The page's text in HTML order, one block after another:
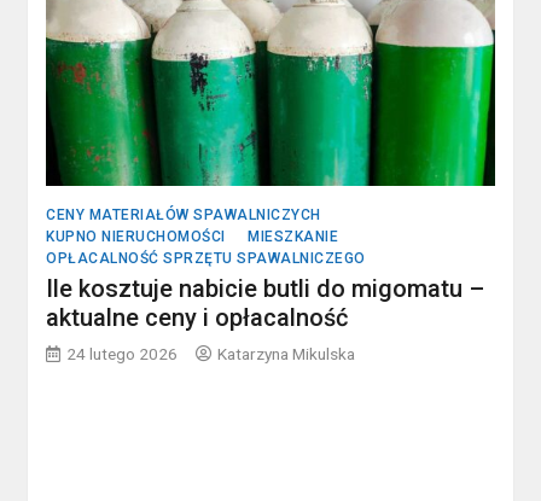
CENY MATERIAŁÓW SPAWALNICZYCH
KUPNO NIERUCHOMOŚCI
MIESZKANIE
OPŁACALNOŚĆ SPRZĘTU SPAWALNICZEGO
Ile kosztuje nabicie butli do migomatu –
aktualne ceny i opłacalność
24 lutego 2026 Katarzyna Mikulska